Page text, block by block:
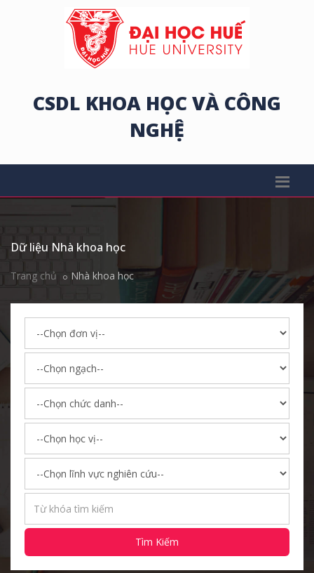
CSDL KHOA HỌC VÀ CÔNG
NGHỆ
Dữ liệu Nhà khoa học
Trang chủ Nhà khoa học
Tìm Kiếm